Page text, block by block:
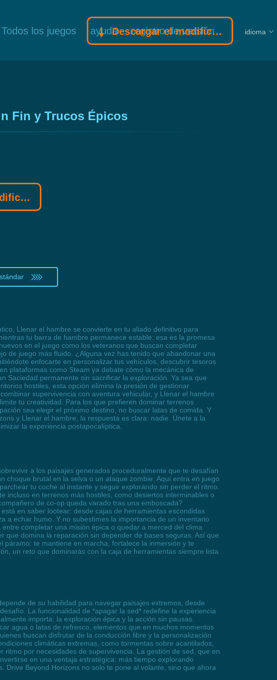
Todos los juegos ayuda registro de versión
Descargar el modificador Gamebuff idioma
Fin y Trucos Épicos
Llenar el hambre se convierte en tu aliado definitivo para
tu barra de hambre permanece estable: esa es la promesa
en el juego como los veteranos que buscan completar
de juego más fluido. ¿Alguna vez has tenido que abandonar una
enfocarte en personalizar tus vehículos, descubrir tesoros
plataformas como Steam ya debate cómo la mecánica de
Saciedad permanente sin sacrificar la exploración. Ya sea que
hostiles, esta opción elimina la presión de gestionar
supervivencia con aventura vehicular, y Llenar el hambre
tu creatividad. Para los que prefieren dominar terrenos
sea elegir el próximo destino, no buscar latas de comida. Y
y Llenar el hambre, la respuesta es clara: nadie. Únete a la
la experiencia postapocalíptica.
a los paisajes generados proceduralmente que te desafían
choque brutal en la selva o un ataque zombie. Aquí entra en juego
tu coche al instante y seguir explorando sin perder el ritmo.
incluso en terrenos más hostiles, como desiertos interminables o
de co-op queda varado tras una emboscada?
en saber lootear: desde cajas de herramientas escondidas
a echar humo. Y no subestimes la importancia de un inventario
completar una misión épica o quedar a merced del clima
que domina la reparación sin depender de bases seguras. Así que
te mantiene en marcha, fortalece la inmersión y te
un reto que dominarás con la caja de herramientas siempre lista
de su habilidad para navegar paisajes extremos, desde
La funcionalidad de *apagar la sed* redefine la experiencia
importa: la exploración épica y la acción sin pausas.
agua o latas de refresco, elementos que en muchos momentos
buscan disfrutar de la conducción libre y la personalización
climáticas extremas, como tormentas sobre acantilados,
por necesidades de supervivencia. La gestión de sed, que en
en una ventaja estratégica: más tiempo explorando
Beyond Horizons no solo te pone al volante, sino que ahora